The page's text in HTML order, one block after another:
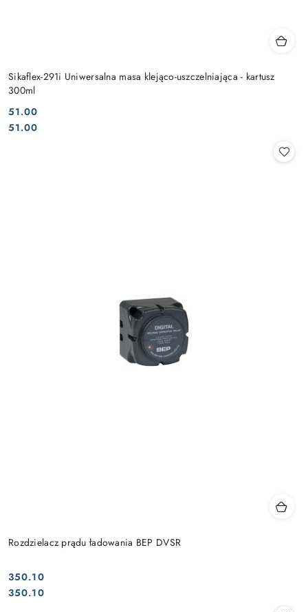
Sikaflex-291i Uniwersalna masa klejąco-uszczelniająca - kartusz
300ml
Cena:
51.00
Cena:
51.00
Rozdzielacz prądu ładowania BEP DVSR
Cena:
350.10
Cena:
350.10